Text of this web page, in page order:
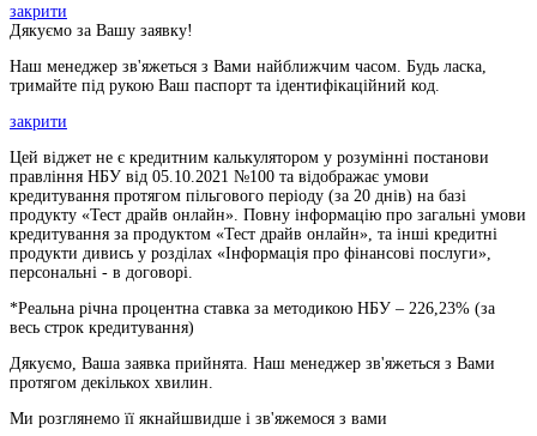
закрити
Дякуємо за Вашу заявку!
Наш менеджер зв'яжеться з Вами найближчим часом. Будь ласка,
тримайте під рукою Ваш паспорт та ідентифікаційний код.
закрити
Цей віджет не є кредитним калькулятором у розумінні постанови
правління НБУ від 05.10.2021 №100 та відображає умови
кредитування протягом пільгового періоду (за 20 днів) на базі
продукту «Тест драйв онлайн». Повну інформацію про загальні умови
кредитування за продуктом «Тест драйв онлайн», та інші кредитні
продукти дивись у розділах «Інформація про фінансові послуги»,
персональні - в договорі.
*Реальна річна процентна ставка за методикою НБУ – 226,23% (за
весь строк кредитування)
Дякуємо, Ваша заявка прийнята. Наш менеджер зв'яжеться з Вами
протягом декількох хвилин.
Ми розглянемо її якнайшвидше і зв'яжемося з вами